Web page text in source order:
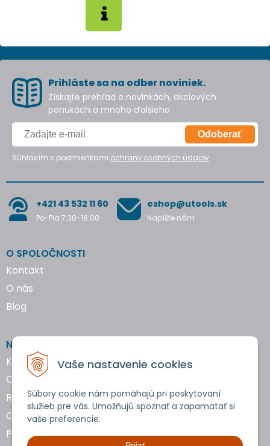
Vaše nastavenie cookies
Súbory cookie nám pomáhajú pri poskytovaní
služieb pre vás. Umožňujú spoznať a zapamätať si
vaše preferencie.
Prihláste sa na odber noviniek.
Získajte prehľad o novinkách, akciových
ponukách a mnoho ďalšieho.
Odoberať
Súhlasím s podmienkami ochrany osobných údajov.
+421 43 532 11 60
Po-Pia 7:30-16:00
eshop@utools.sk
Napíšte nám
O SPOLOČNOSTI
Kontakt
O nás
Blog
NAKUPOVANIE
Katalógy náradia
Obchodné podmienky
Reklamácie a vrátenie tovaru
Ochrana osobných údajov
Používanie cookies